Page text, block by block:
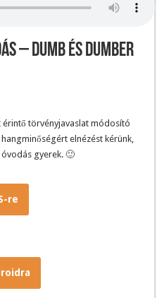
– Dumb és Dumber
törvényjavaslat módosító
elnézést kérünk,
gyerek. 🙂
re